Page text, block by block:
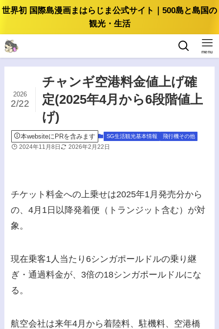
世界初 国際島漫画まはらじま公式サイト｜500島と島国の
観光・生活
menu
チャンギ空港料金値上げ確
定(2025年4月から6段階値上
げ)
2026
2/22
本websiteにPRを含みます SG生活観光基本情報 飛行機その他
2024年11月8日 2026年2月22日
チケット料金への上乗せは2025年1月発売分から
の、4月1日以降発着便（トランジット含む）が対
象。
現在乗客1人当たり6シンガポールドルの乗り継
ぎ・通過料金が、3倍の18シンガポールドルにな
る。
航空会社は来年4月から着陸料、駐機料、空港橋